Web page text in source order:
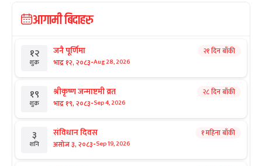
आगामी बिदाहरु
१२
शुक्र
जनै पूर्णिमा
भाद्र १२, २०८३-Aug 28, 2026
२१ दिन बाँकी
१९
शुक्र
श्रीकृष्ण जन्माष्टमी व्रत
भाद्र १९, २०८३-Sep 4, 2026
२८ दिन बाँकी
३
शनि
संविधान दिवस
असोज ३, २०८३-Sep 19, 2026
१ महिना बाँकी